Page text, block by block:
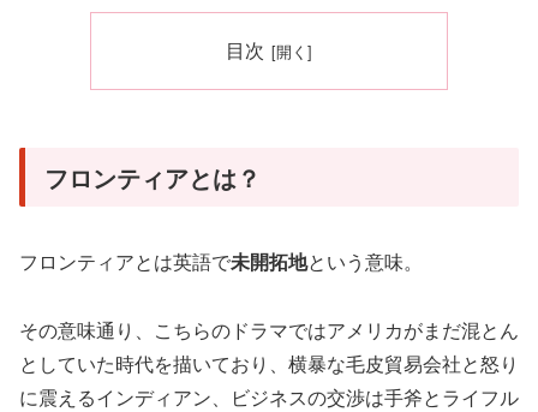
目次
フロンティアとは？
フロンティアとは英語で未開拓地という意味。
その意味通り、こちらのドラマではアメリカがまだ混とん
としていた時代を描いており、横暴な毛皮貿易会社と怒り
に震えるインディアン、ビジネスの交渉は手斧とライフル